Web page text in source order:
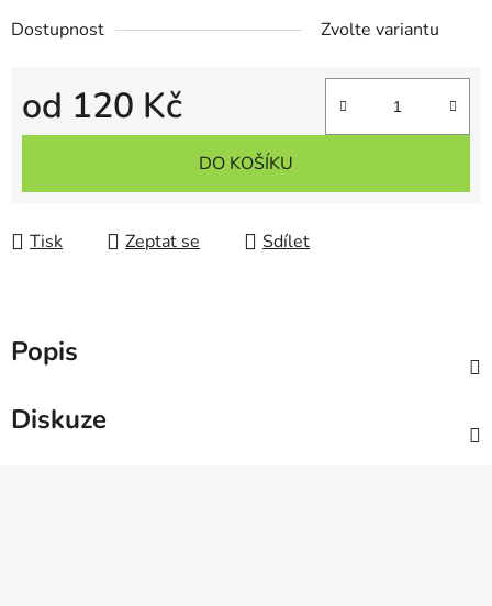
Dostupnost Zvolte variantu
od 120 Kč
Měrná cena:
DO KOŠÍKU
Tisk Zeptat se Sdílet
Popis
Diskuze